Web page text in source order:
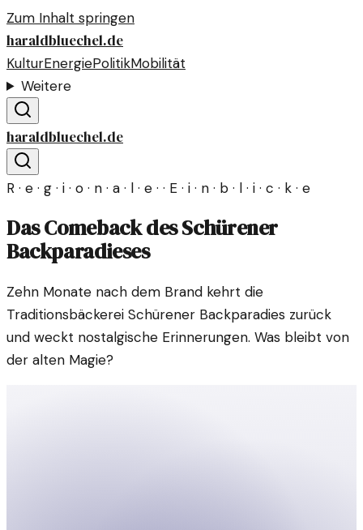
Zum Inhalt springen
haraldbluechel.de
KulturEnergiePolitikMobilität
Weitere
haraldbluechel.de
R · e · g · i · o · n · a · l · e · · E · i · n · b · l · i · c · k · e
Das Comeback des Schürener
Backparadieses
Zehn Monate nach dem Brand kehrt die
Traditionsbäckerei Schürener Backparadies zurück
und weckt nostalgische Erinnerungen. Was bleibt von
der alten Magie?